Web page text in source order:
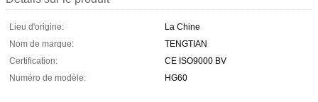
Lieu d'origine:
La Chine
Nom de marque:
TENGTIAN
Certification:
CE ISO9000 BV
Numéro de modèle:
HG60